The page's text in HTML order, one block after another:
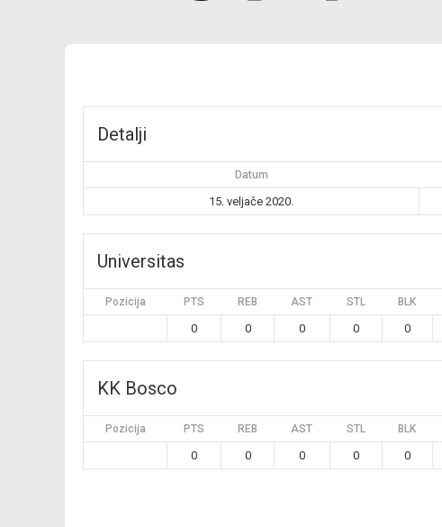
Detalji
Datum
15. veljače 2020.
Universitas
Pozicija PTS REB AST STL BLK
0 0 0 0 0
KK Bosco
Pozicija PTS REB AST STL BLK
0 0 0 0 0